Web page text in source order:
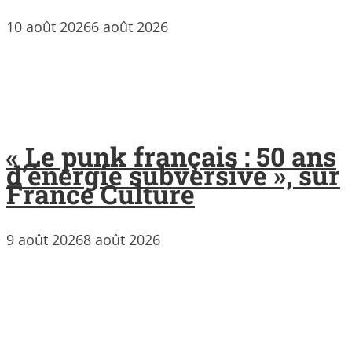
10 août 20266 août 2026
« Le punk français : 50 ans
d’énergie subversive », sur
France Culture
9 août 20268 août 2026